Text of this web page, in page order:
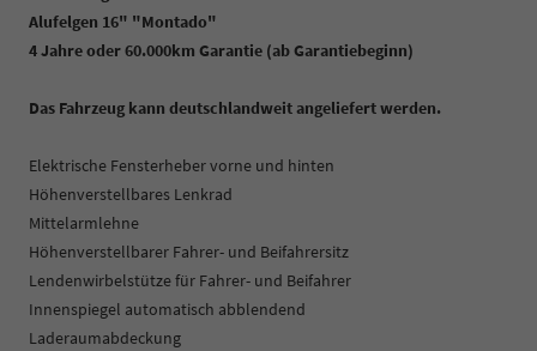
Alufelgen 16" "Montado"
4 Jahre oder 60.000km Garantie (ab Garantiebeginn)
Das Fahrzeug kann deutschlandweit angeliefert werden.
Elektrische Fensterheber vorne und hinten
Höhenverstellbares Lenkrad
Mittelarmlehne
Höhenverstellbarer Fahrer- und Beifahrersitz
Lendenwirbelstütze für Fahrer- und Beifahrer
Innenspiegel automatisch abblendend
Laderaumabdeckung